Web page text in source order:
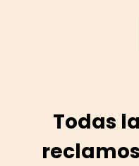
Todas